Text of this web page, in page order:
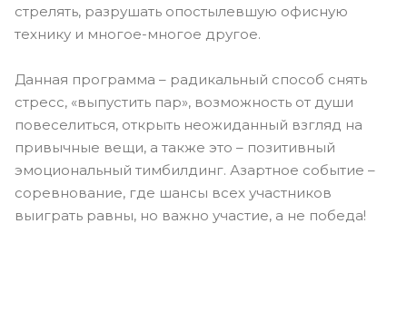
стрелять, разрушать опостылевшую офисную
технику и многое-многое другое.
Данная программа – радикальный способ снять
стресс, «выпустить пар», возможность от души
повеселиться, открыть неожиданный взгляд на
привычные вещи, а также это – позитивный
эмоциональный тимбилдинг. Азартное событие –
соревнование, где шансы всех участников
выиграть равны, но важно участие, а не победа!